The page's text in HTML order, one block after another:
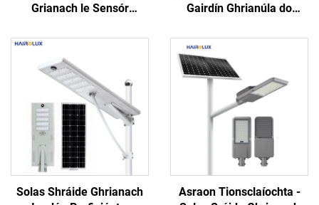
Grianach le Sensór
le Rialú Úrscóipeach, le
Plataform Ghréine a
Líonann Go Tapaidh, LED
Gairdín Ghrianúla do
Bóthar Uisce-Phróifí do
Úsáid Amuigh
Solas Shráide Ghrianach
Asraon Tionsclaíochta -